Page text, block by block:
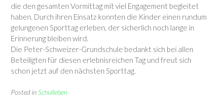
die den gesamten Vormittag mit viel Engagement begleitet
haben. Durch ihren Einsatz konnten die Kinder einen rundum
gelungenen Sporttag erleben, der sicherlich noch lange in
Erinnerung bleiben wird.
Die Peter-Schweizer-Grundschule bedankt sich bei allen
Beteiligten für diesen erlebnisreichen Tag und freut sich
schon jetzt auf den nächsten Sporttag.
Posted inSchulleben